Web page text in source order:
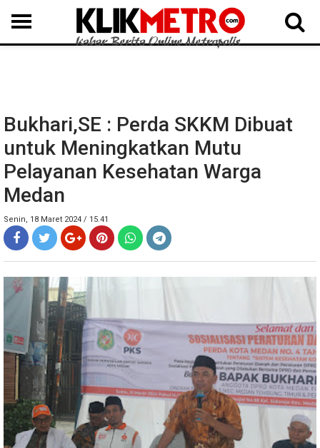
MEDAN LANGKAT DAIRI SAMOSIR TAPUT BATUBARA DELISERDANG
Bukhari,SE : Perda SKKM Dibuat
untuk Meningkatkan Mutu
Pelayanan Kesehatan Warga
Medan
Senin, 18 Maret 2024 / 15.41